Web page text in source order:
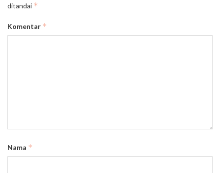
ditandai *
Komentar *
Nama *